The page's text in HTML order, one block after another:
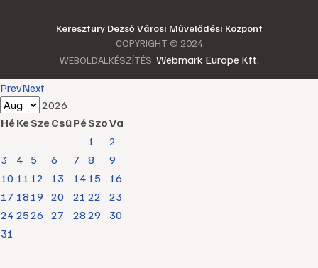
Keresztury Dezső Városi Művelődési Központ
COPYRIGHT © 2024
WEBOLDALKÉSZÍTÉS: Webmark Europe Kft.
PrevNext
2026
HéKeSzeCsüPéSzoVa
1
2
3
4 5 6 7 8
9
10 11 12 13 14 15
16
17 18 19 20 21 22
23
24 2526 27 28 29
30
31